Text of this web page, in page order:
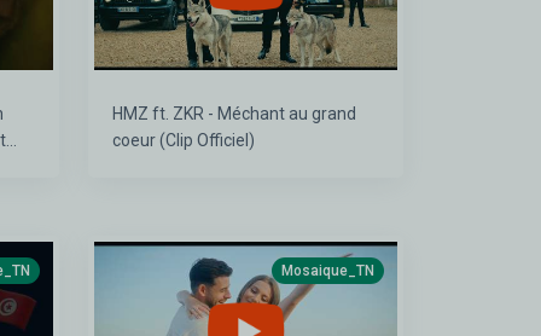
HMZ ft. ZKR - Méchant au grand
coeur (Clip Officiel)
Mosaique_TN